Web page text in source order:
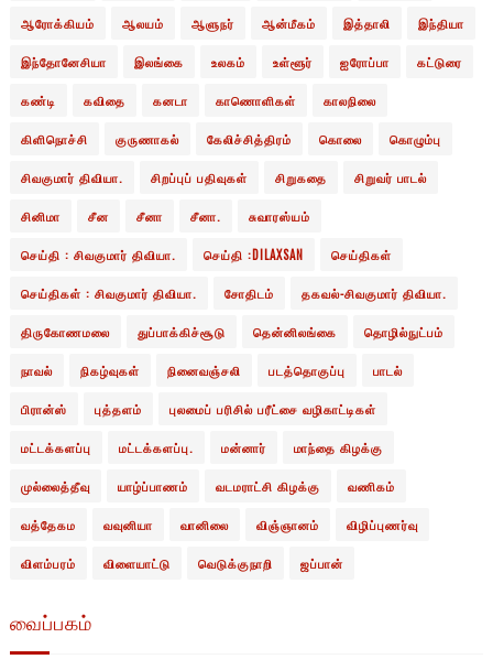
ஆரோக்கியம் ஆலயம் ஆளுநர் ஆன்மீகம் இத்தாலி இந்தியா
இந்தோனேசியா இலங்கை உலகம் உள்ளூர் ஐரோப்பா கட்டுரை
கண்டி கவிதை கனடா காணொளிகள் காலநிலை
கிளிநொச்சி குருணாகல் கேலிச்சித்திரம் கொலை கொழும்பு
சிவகுமார் திவியா. சிறப்புப் பதிவுகள் சிறுகதை சிறுவர் பாடல்
சினிமா சீன சீனா சீனா. சுவாரஸ்யம்
செய்தி : சிவகுமார் திவியா. செய்தி :DILAXSAN செய்திகள்
செய்திகள் : சிவகுமார் திவியா. சோதிடம் தகவல்-சிவகுமார் திவியா.
திருகோணமலை துப்பாக்கிச்சூடு தென்னிலங்கை தொழில்நுட்பம்
நாவல் நிகழ்வுகள் நினைவஞ்சலி படத்தொகுப்பு பாடல்
பிரான்ஸ் புத்தளம் புலமைப் பரிசில் பரீட்சை வழிகாட்டிகள்
மட்டக்களப்பு மட்டக்களப்பு. மன்னார் மாந்தை கிழக்கு
முல்லைத்தீவு யாழ்ப்பாணம் வடமராட்சி கிழக்கு வணிகம்
வத்தேகம வவுனியா வானிலை விஞ்ஞானம் விழிப்புணர்வு
விளம்பரம் விளையாட்டு வெடுக்குநாறி ஜப்பான்
வைப்பகம்